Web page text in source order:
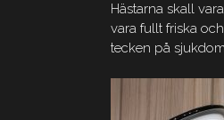
Hästarna skall
vara fullt friska
tecken på